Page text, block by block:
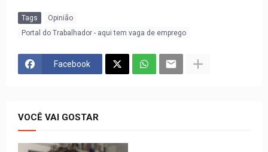
Tags
Opinião
Portal do Trabalhador - aqui tem vaga de emprego
Facebook
VOCÊ VAI GOSTAR